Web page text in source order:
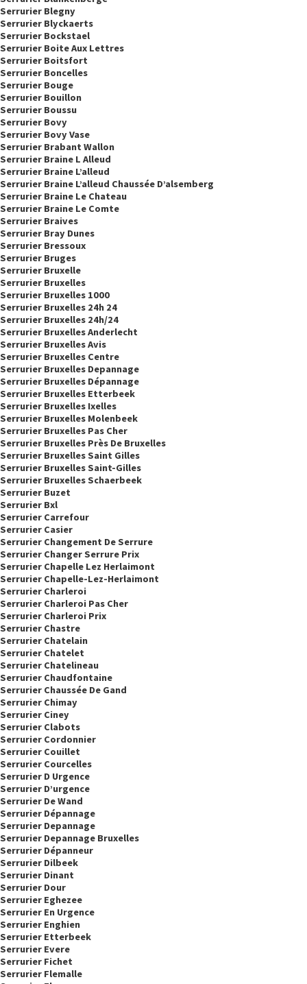
Serrurier Blegny
Serrurier Blyckaerts
Serrurier Bockstael
Serrurier Boite Aux Lettres
Serrurier Boitsfort
Serrurier Boncelles
Serrurier Bouge
Serrurier Bouillon
Serrurier Boussu
Serrurier Bovy
Serrurier Bovy Vase
Serrurier Brabant Wallon
Serrurier Braine L Alleud
Serrurier Braine L’alleud
Serrurier Braine L’alleud Chaussée D’alsemberg
Serrurier Braine Le Chateau
Serrurier Braine Le Comte
Serrurier Braives
Serrurier Bray Dunes
Serrurier Bressoux
Serrurier Bruges
Serrurier Bruxelle
Serrurier Bruxelles
Serrurier Bruxelles 1000
Serrurier Bruxelles 24h 24
Serrurier Bruxelles 24h/24
Serrurier Bruxelles Anderlecht
Serrurier Bruxelles Avis
Serrurier Bruxelles Centre
Serrurier Bruxelles Depannage
Serrurier Bruxelles Dépannage
Serrurier Bruxelles Etterbeek
Serrurier Bruxelles Ixelles
Serrurier Bruxelles Molenbeek
Serrurier Bruxelles Pas Cher
Serrurier Bruxelles Près De Bruxelles
Serrurier Bruxelles Saint Gilles
Serrurier Bruxelles Saint-Gilles
Serrurier Bruxelles Schaerbeek
Serrurier Buzet
Serrurier Bxl
Serrurier Carrefour
Serrurier Casier
Serrurier Changement De Serrure
Serrurier Changer Serrure Prix
Serrurier Chapelle Lez Herlaimont
Serrurier Chapelle-Lez-Herlaimont
Serrurier Charleroi
Serrurier Charleroi Pas Cher
Serrurier Charleroi Prix
Serrurier Chastre
Serrurier Chatelain
Serrurier Chatelet
Serrurier Chatelineau
Serrurier Chaudfontaine
Serrurier Chaussée De Gand
Serrurier Chimay
Serrurier Ciney
Serrurier Clabots
Serrurier Cordonnier
Serrurier Couillet
Serrurier Courcelles
Serrurier D Urgence
Serrurier D’urgence
Serrurier De Wand
Serrurier Dépannage
Serrurier Depannage
Serrurier Depannage Bruxelles
Serrurier Dépanneur
Serrurier Dilbeek
Serrurier Dinant
Serrurier Dour
Serrurier Eghezee
Serrurier En Urgence
Serrurier Enghien
Serrurier Etterbeek
Serrurier Evere
Serrurier Fichet
Serrurier Flemalle